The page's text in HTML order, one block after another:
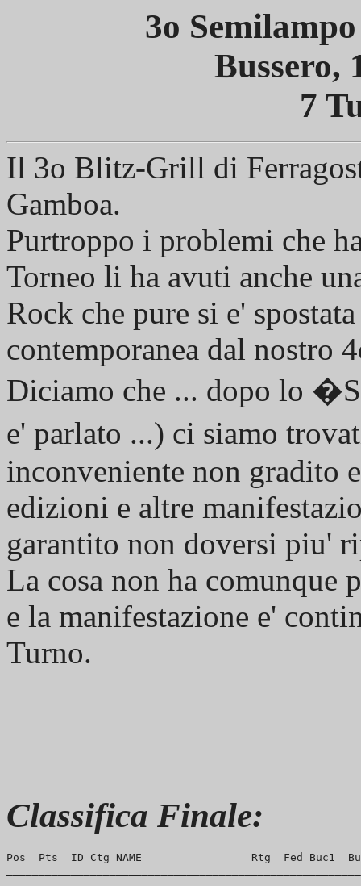
3o
Bussero,
7
Il 3o Blitz-Grill di
Gamboa.
Purtroppo i problemi che
Torneo li ha avuti anche
Rock che pure si e'
contemporanea dal nostro
Diciamo che ... dopo lo
e' parlato ...) ci siamo
inconveniente non gradito
edizioni e altre
garantito non doversi piu'
La cosa non ha comunque
e la manifestazione e'
Turno.
Classifica Finale:
Pos  Pts  ID Ctg NAME                 Rtg  Fed Buc1